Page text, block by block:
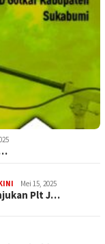
Mei 15, 2025
Plt J…